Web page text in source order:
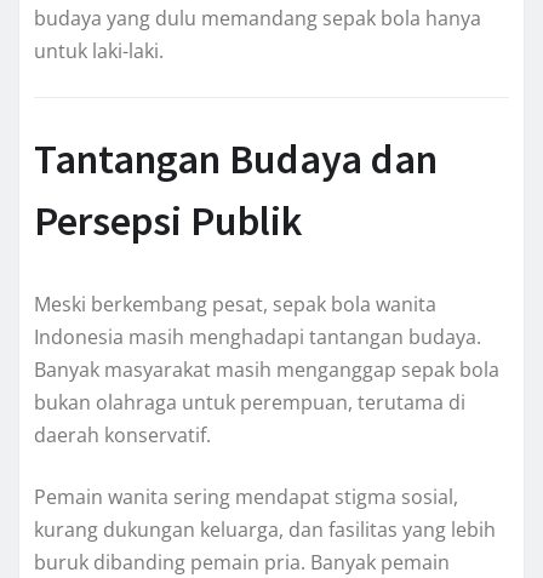
budaya yang dulu memandang sepak bola hanya
untuk laki-laki.
Tantangan Budaya dan
Persepsi Publik
Meski berkembang pesat, sepak bola wanita
Indonesia masih menghadapi tantangan budaya.
Banyak masyarakat masih menganggap sepak bola
bukan olahraga untuk perempuan, terutama di
daerah konservatif.
Pemain wanita sering mendapat stigma sosial,
kurang dukungan keluarga, dan fasilitas yang lebih
buruk dibanding pemain pria. Banyak pemain